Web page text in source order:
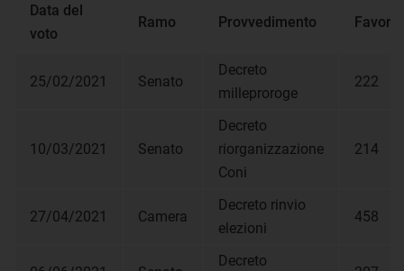
Data del
voto
Ramo Provvedimento
25/02/2021 Senato
Decreto
milleproroge
222
10/03/2021 Senato
Decreto
riorganizzazione
Coni
214
27/04/2021 Camera
Decreto rinvio
elezioni
458
Decreto